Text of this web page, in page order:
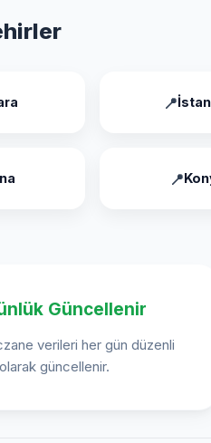
Güncellenir
verileri her gün düzenli
olarak güncellenir.